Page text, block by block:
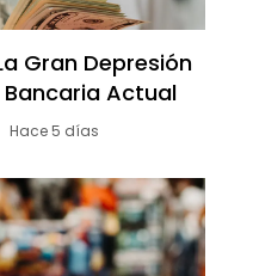
Gran Depresión
Bancaria Actual
Hace 5 días